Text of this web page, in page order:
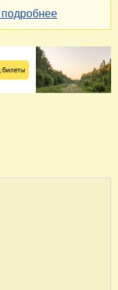
подробнее